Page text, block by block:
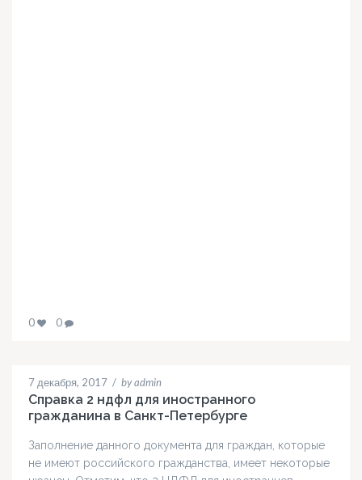
0 0
7 декабря, 2017 / by admin
Справка 2 ндфл для иностранного
гражданина в Санкт-Петербурге
Заполнение данного документа для граждан, которые
не имеют российского гражданства, имеет некоторые